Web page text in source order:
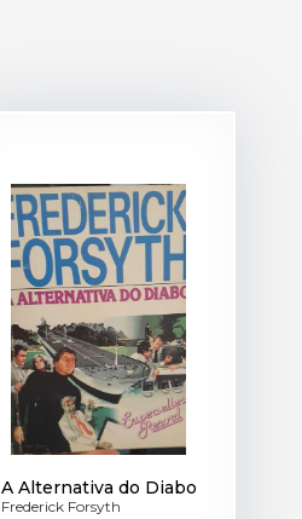
A Alternativa do Diabo
Frederick Forsyth